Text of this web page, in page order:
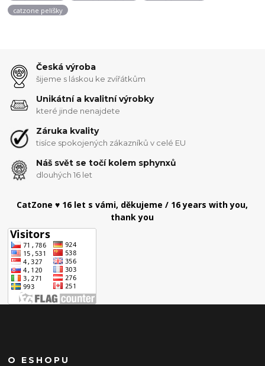
catzone pelíšky
Česká výroba
šijeme s láskou ke zvířátkům
Unikátní a kvalitní výrobky
které jinde nenajdete
Záruka kvality
tisíce spokojených zákazníků v celé EU
Náš svět se točí kolem sphynxů
dlouhých 16 let
CatZone ♥ 16 let s vámi, děkujeme / 16 years with you,
thank you
O ESHOPU